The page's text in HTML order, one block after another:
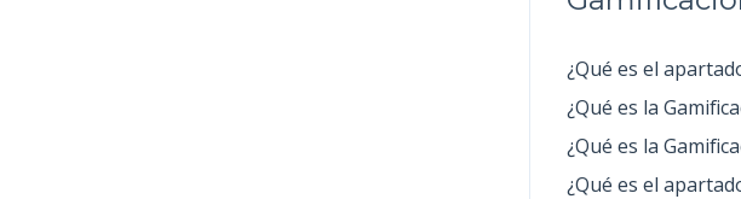
¿Qué es el
¿Qué es la
¿Qué es la
¿Qué es el